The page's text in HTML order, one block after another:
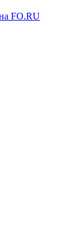
FO.RU